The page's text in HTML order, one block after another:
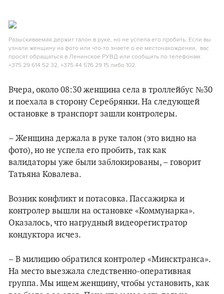
Разыскиваемая держит талон в руке, но не успела его пробить. Если вы
узнали женщину на фото или что-то знаете о ее местонахождении, вас
просят обращаться в Ленинское РУВД или сообщить по телефонам:
+375 29 614 52 32, +375 44 576 29 15 либо 102.
Вчера, около 08:30 женщина села в троллейбус №30
и поехала в сторону Серебрянки. На следующей
остановке в транспорт зашли контролеры.
– Женщина держала в руке талон (это видно на
фото), но не успела его пробить, так как
валидаторы уже были заблокированы, – говорит
Татьяна Ковалева.
Возник конфликт и потасовка. Пассажирка и
контролер вышли на остановке «Коммунарка».
Оказалось, что нагрудный видеорегистратор
кондуктора исчез.
– В милицию обратился контролер «Минсктранса».
На место выезжала следственно-оперативная
группа. Мы ищем женщину, чтобы установить, как